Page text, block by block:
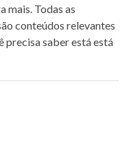
mais. Todas as
conteúdos relevantes
precisa saber está está